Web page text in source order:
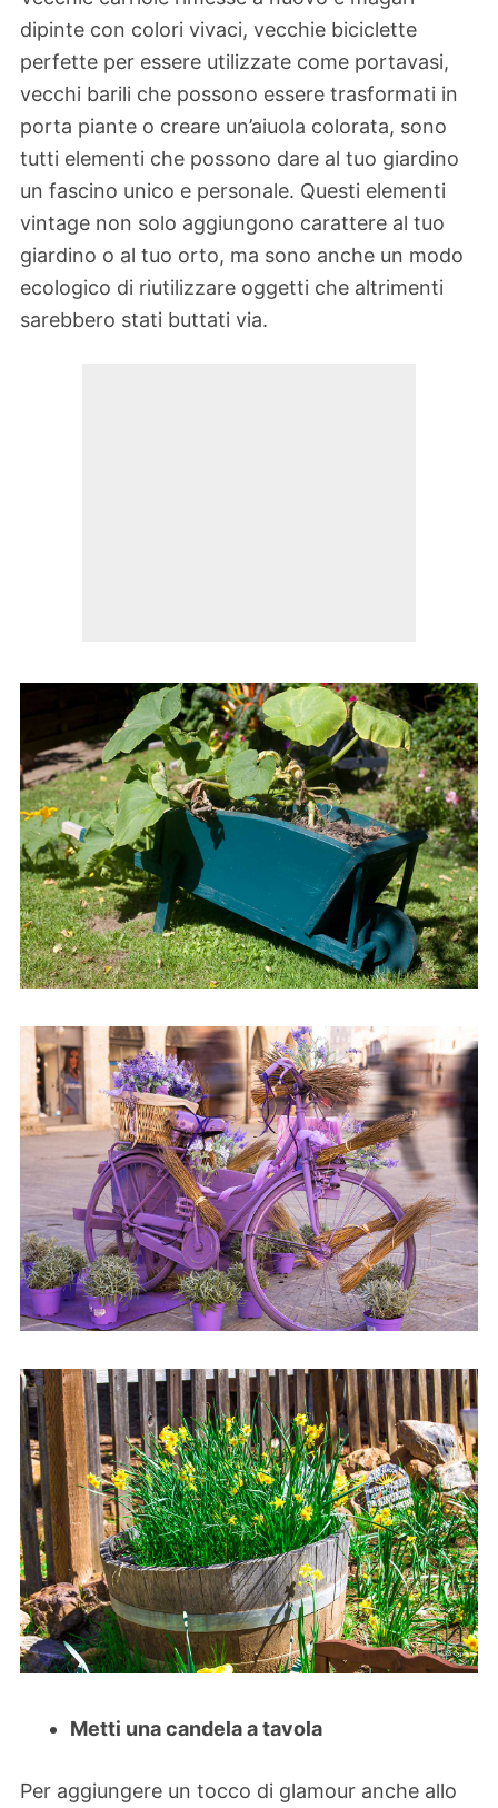
dipinte con colori vivaci, vecchie biciclette
perfette per essere utilizzate come portavasi,
vecchi barili che possono essere trasformati in
porta piante o creare un’aiuola colorata, sono
tutti elementi che possono dare al tuo giardino
un fascino unico e personale. Questi elementi
vintage non solo aggiungono carattere al tuo
giardino o al tuo orto, ma sono anche un modo
ecologico di riutilizzare oggetti che altrimenti
sarebbero stati buttati via.
Metti una candela a tavola
Per aggiungere un tocco di glamour anche allo